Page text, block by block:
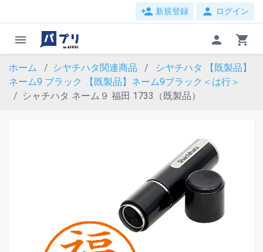
person_add 新規登録 person ログイン
menu person shopping_cart
ホーム シヤチハタ関連商品
シヤチハタ 【既製品】
ネーム9 ブラック
【既製品】ネーム9ブラック＜は行＞
シャチハタ ネーム９ 福田 1733（既製品）